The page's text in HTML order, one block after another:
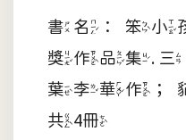
書名：笨小
獎作品集. 三
葉李華作；
共4冊